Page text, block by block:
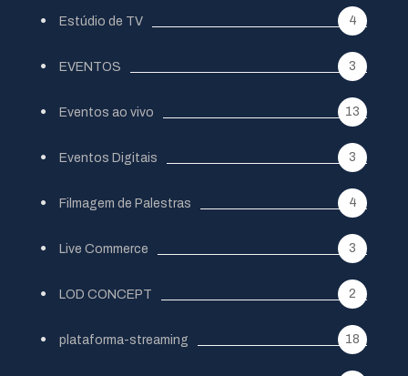
Estúdio de TV 4
EVENTOS 3
Eventos ao vivo 13
Eventos Digitais 3
Filmagem de Palestras 4
Live Commerce 3
LOD CONCEPT 2
plataforma-streaming 18